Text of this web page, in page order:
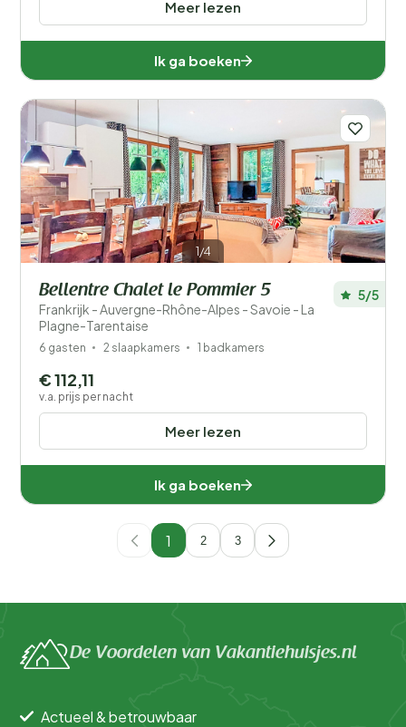
Meer lezen
Ik ga boeken
1/4
Bellentre Chalet le Pommier 5
Frankrijk - Auvergne-Rhône-Alpes - Savoie - La
Plagne-Tarentaise
5/5
6 gasten 2 slaapkamers 1 badkamers
Meer lezen
€ 112,11
v.a. prijs per nacht
Ik ga boeken
1 2 3
De Voordelen van Vakantiehuisjes.nl
Actueel & betrouwbaar